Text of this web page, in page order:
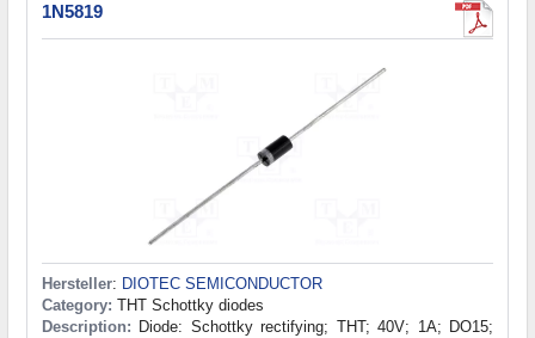
1N5819
Hersteller: DIOTEC SEMICONDUCTOR
Category: THT Schottky diodes
Description: Diode: Schottky rectifying; THT; 40V; 1A; DO15;